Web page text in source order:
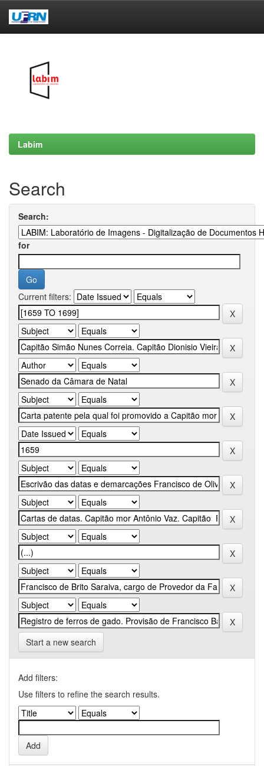
Labim
Search
Search:
for
Current filters:
Start a new search
Add filters:
Use filters to refine the search results.